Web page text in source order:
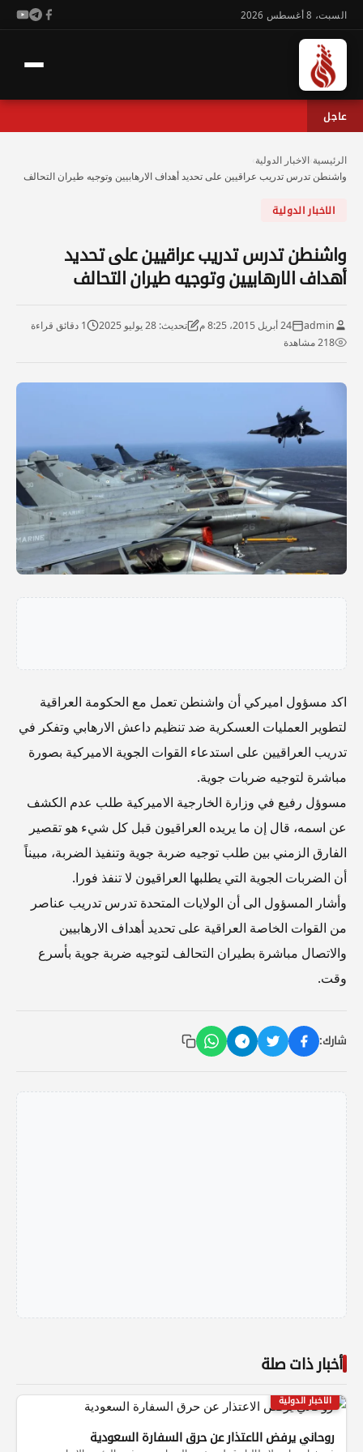
السبت، 8 أغسطس 2026
عاجل
الرئيسية الاخبار الدولية
واشنطن تدرس تدريب عراقيين على تحديد أهداف الارهابيين وتوجيه طيران التحالف
الاخبار الدولية
واشنطن تدرس تدريب عراقيين على تحديد
أهداف الارهابيين وتوجيه طيران التحالف
admin 24 أبريل 2015، 8:25 م تحديث: 28 يوليو 2025
1 دقائق قراءة
218 مشاهدة
اكد مسؤول اميركي أن واشنطن تعمل مع الحكومة العراقية
لتطوير العمليات العسكرية ضد تنظيم داعش الارهابي وتفكر في
تدريب العراقيين على استدعاء القوات الجوية الاميركية بصورة
مباشرة لتوجيه ضربات جوية.
مسوؤل رفيع في وزارة الخارجية الاميركية طلب عدم الكشف
عن اسمه، قال إن ما يريده العراقيون قبل كل شيء هو تقصير
الفارق الزمني بين طلب توجيه ضربة جوية وتنفيذ الضربة، مبيناً
أن الضربات الجوية التي يطلبها العراقيون لا تنفذ فورا.
وأشار المسؤول الى أن الولايات المتحدة تدرس تدريب عناصر
من القوات الخاصة العراقية على تحديد أهداف الارهابيين
والاتصال مباشرة بطيران التحالف لتوجيه ضربة جوية بأسرع
وقت.
شارك:
أخبار ذات صلة
الاخبار الدولية
روحاني يرفض الاعتذار عن حرق السفارة السعودية